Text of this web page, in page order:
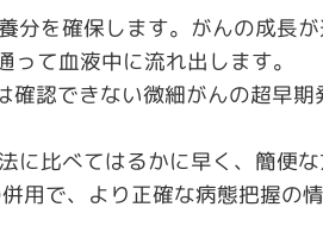
分を確保します。がんの成長
て血液中に流れ出します。
確認できない微細がんの超早
に比べてはるかに早く、簡便
用で、より正確な病態把握の